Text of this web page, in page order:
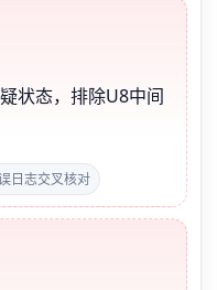
状态，排除U8中间
日志交叉核对